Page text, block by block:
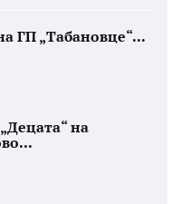
ГП „Табановце“...
на